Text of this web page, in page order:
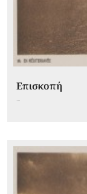
Επισκοπή
...